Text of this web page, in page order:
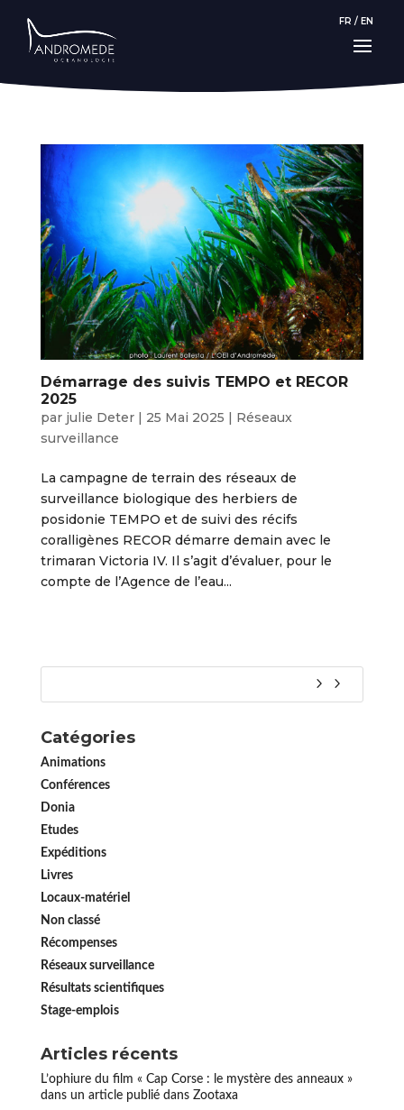
FR / EN
Démarrage des suivis TEMPO et RECOR
2025
par julie Deter| 25 Mai 2025 | Réseaux
surveillance
La campagne de terrain des réseaux de
surveillance biologique des herbiers de
posidonie TEMPO et de suivi des récifs
coralligènes RECOR démarre demain avec le
trimaran Victoria IV. Il s’agit d’évaluer, pour le
compte de l’Agence de l’eau...
Catégories
Animations
Conférences
Donia
Etudes
Expéditions
Livres
Locaux-matériel
Non classé
Récompenses
Réseaux surveillance
Résultats scientifiques
Stage-emplois
Articles récents
L’ophiure du film « Cap Corse : le mystère des anneaux »
dans un article publié dans Zootaxa